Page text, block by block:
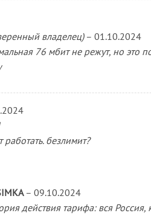
владелец) – 01.10.2024
76 мбит не режут, но это
работать. безлимит?
– 09.10.2024
действия тарифа: вся Россия,